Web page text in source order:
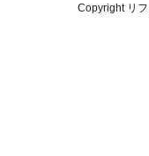
Copyright リ